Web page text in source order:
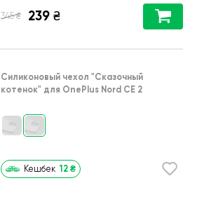
345 ₴ 239 ₴
Силиконовый чехол "Сказочный
котенок" для OnePlus Nord CE 2
Кешбек 12 ₴